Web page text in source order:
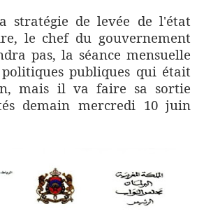
stratégie de levée de l'état
le chef du gouvernement
pas, la séance mensuelle
politiques publiques qui était
mais il va faire sa sortie
demain mercredi 10 juin